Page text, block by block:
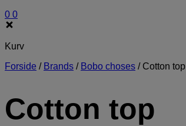
0 0
Kurv
Forside / Brands / Bobo choses / Cotton top
Cotton top